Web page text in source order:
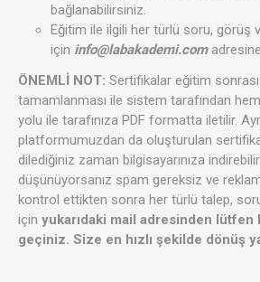
bağlanabilirsiniz.
Eğitim ile ilgili her türlü soru, görüş
için info@labakademi.com
ÖNEMLİ NOT: Sertifikalar eğitim sonrası
tamamlanması ile sistem tarafından
yolu ile tarafınıza PDF formatta iletilir.
platformumuzdan da oluşturulan
dilediğiniz zaman bilgisayarınıza
düşünüyorsanız spam gereksiz ve reklam-
kontrol ettikten sonra her türlü talep,
için yukarıdaki mail adresinden
geçiniz. Size en hızlı şekilde dönüş